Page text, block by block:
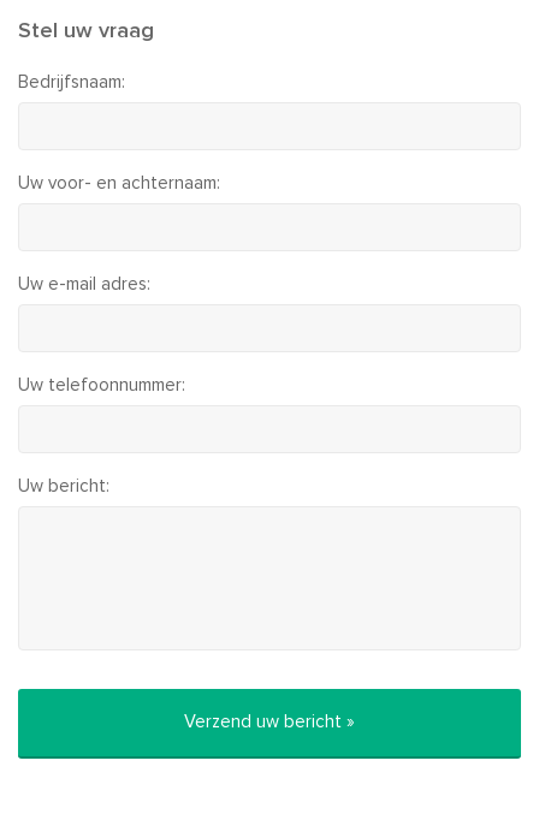
Stel uw vraag
Bedrijfsnaam:
Uw voor- en achternaam:
Uw e-mail adres:
Uw telefoonnummer:
Uw bericht: